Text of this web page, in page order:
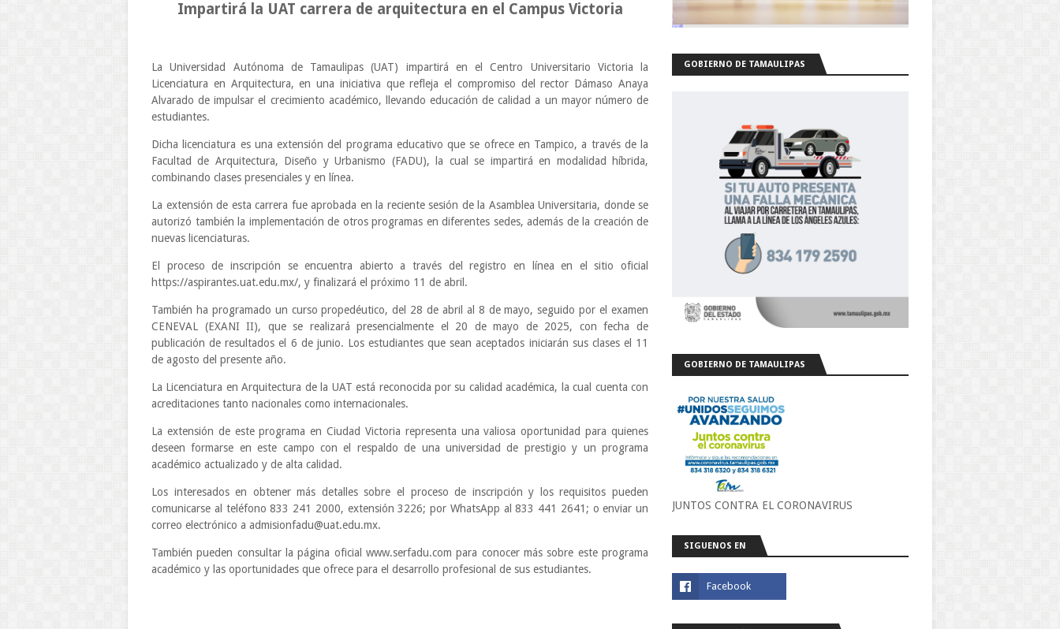
Impartirá la UAT carrera de arquitectura en el Campus Victoria
La Universidad Autónoma de Tamaulipas (UAT) impartirá en el Centro Universitario Victoria la
Licenciatura en Arquitectura, en una iniciativa que refleja el compromiso del rector Dámaso Anaya
Alvarado de impulsar el crecimiento académico, llevando educación de calidad a un mayor número de
estudiantes.
Dicha licenciatura es una extensión del programa educativo que se ofrece en Tampico, a través de la
Facultad de Arquitectura, Diseño y Urbanismo (FADU), la cual se impartirá en modalidad híbrida,
combinando clases presenciales y en línea.
La extensión de esta carrera fue aprobada en la reciente sesión de la Asamblea Universitaria, donde se
autorizó también la implementación de otros programas en diferentes sedes, además de la creación de
nuevas licenciaturas.
El proceso de inscripción se encuentra abierto a través del registro en línea en el sitio oficial
https://aspirantes.uat.edu.mx/, y finalizará el próximo 11 de abril.
También ha programado un curso propedéutico, del 28 de abril al 8 de mayo, seguido por el examen
CENEVAL (EXANI II), que se realizará presencialmente el 20 de mayo de 2025, con fecha de
publicación de resultados el 6 de junio. Los estudiantes que sean aceptados iniciarán sus clases el 11
de agosto del presente año.
La Licenciatura en Arquitectura de la UAT está reconocida por su calidad académica, la cual cuenta con
acreditaciones tanto nacionales como internacionales.
La extensión de este programa en Ciudad Victoria representa una valiosa oportunidad para quienes
deseen formarse en este campo con el respaldo de una universidad de prestigio y un programa
académico actualizado y de alta calidad.
Los interesados en obtener más detalles sobre el proceso de inscripción y los requisitos pueden
comunicarse al teléfono 833 241 2000, extensión 3226; por WhatsApp al 833 441 2641; o enviar un
correo electrónico a admisionfadu@uat.edu.mx.
También pueden consultar la página oficial www.serfadu.com para conocer más sobre este programa
académico y las oportunidades que ofrece para el desarrollo profesional de sus estudiantes.
GOBIERNO DE TAMAULIPAS
GOBIERNO DE TAMAULIPAS
JUNTOS CONTRA EL CORONAVIRUS
SIGUENOS EN